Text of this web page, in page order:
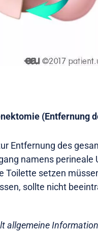
(Entfernung
Entfernung des
namens
Toilette setzen
sollte nicht
allgemeine